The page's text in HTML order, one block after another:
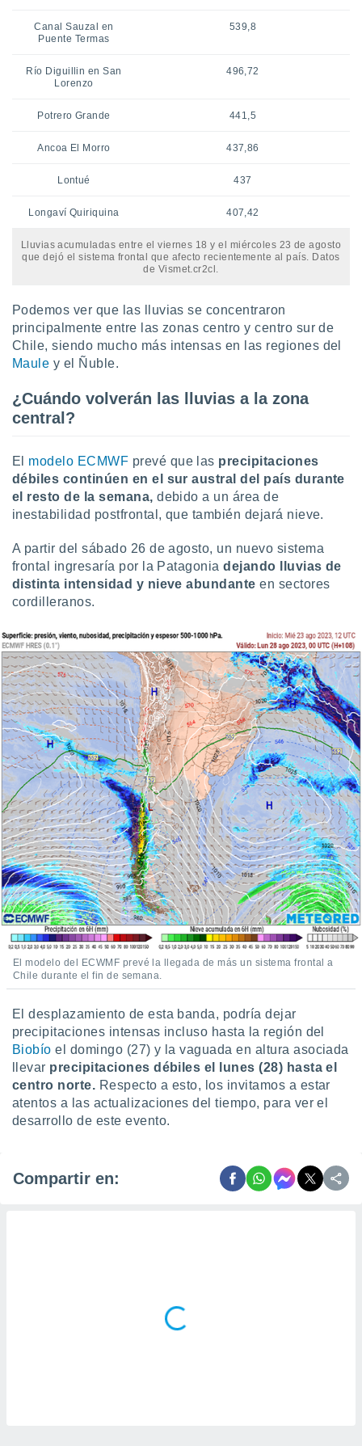
Canal Sauzal en
Puente Termas
539,8
Río Diguillin en San
Lorenzo
496,72
Potrero Grande 441,5
Ancoa El Morro 437,86
Lontué 437
Longaví Quiriquina 407,42
Lluvias acumuladas entre el viernes 18 y el miércoles 23 de agosto
que dejó el sistema frontal que afecto recientemente al país. Datos
de Vismet.cr2cl.
Podemos ver que las lluvias se concentraron
principalmente entre las zonas centro y centro sur de
Chile, siendo mucho más intensas en las regiones del
Maule y el Ñuble.
¿Cuándo volverán las lluvias a la zona
central?
El modelo ECMWF prevé que las precipitaciones
débiles continúen en el sur austral del país durante
el resto de la semana, debido a un área de
inestabilidad postfrontal, que también dejará nieve.
A partir del sábado 26 de agosto, un nuevo sistema
frontal ingresaría por la Patagoniadejando lluvias de
distinta intensidad y nieve abundanteen sectores
cordilleranos.
El modelo del ECWMF prevé la llegada de más un sistema frontal a
Chile durante el fin de semana.
El desplazamiento de esta banda, podría dejar
precipitaciones intensas incluso hasta la región del
Biobío el domingo (27) y la vaguada en altura asociada
llevar precipitaciones débiles el lunes (28) hasta el
centro norte. Respecto a esto, los invitamos a estar
atentos a las actualizaciones del tiempo, para ver el
desarrollo de este evento.
Compartir en: